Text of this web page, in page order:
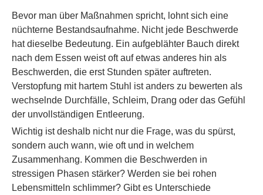
Bevor man über Maßnahmen spricht, lohnt sich eine
nüchterne Bestandsaufnahme. Nicht jede Beschwerde
hat dieselbe Bedeutung. Ein aufgeblähter Bauch direkt
nach dem Essen weist oft auf etwas anderes hin als
Beschwerden, die erst Stunden später auftreten.
Verstopfung mit hartem Stuhl ist anders zu bewerten als
wechselnde Durchfälle, Schleim, Drang oder das Gefühl
der unvollständigen Entleerung.
Wichtig ist deshalb nicht nur die Frage, was du spürst,
sondern auch wann, wie oft und in welchem
Zusammenhang. Kommen die Beschwerden in
stressigen Phasen stärker? Werden sie bei rohen
Lebensmitteln schlimmer? Gibt es Unterschiede